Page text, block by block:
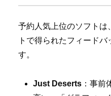
予約人気上位のソフトは
トで得られたフィード
す。
Just Deserts ：事前